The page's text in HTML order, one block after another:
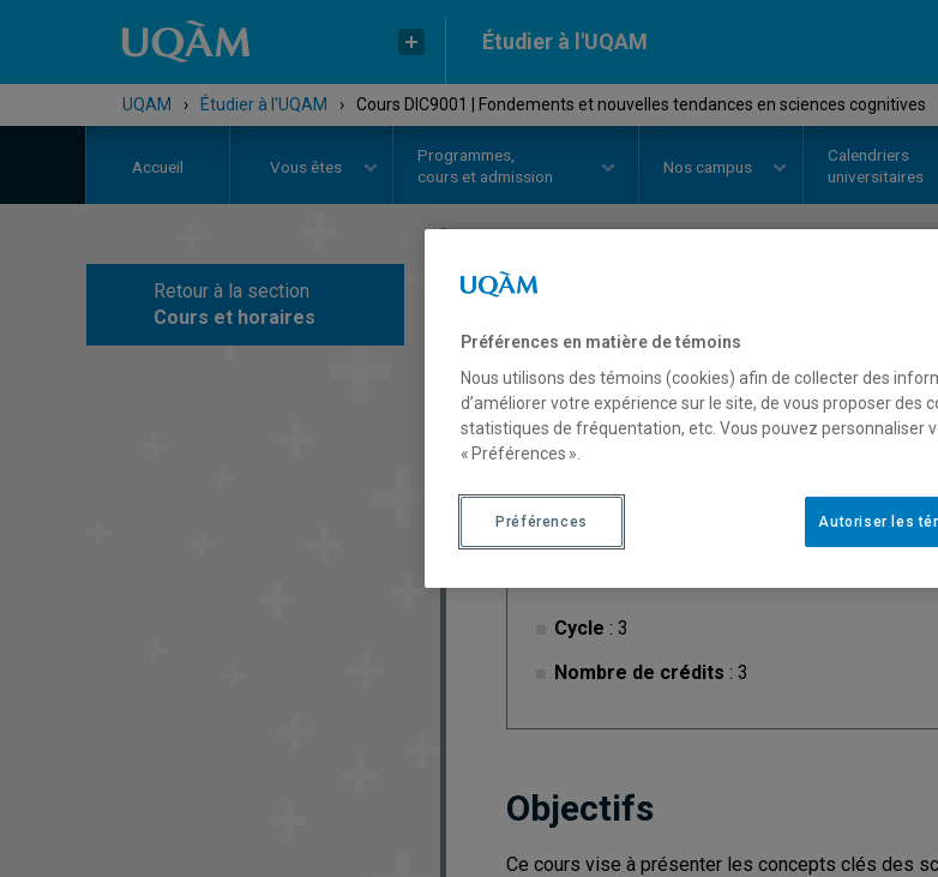
Étudier à l'UQAM
UQAM › Étudier à l'UQAM › Cours DIC9001 | Fondements et nouvelles tendances en sciences cognitives
Accueil Vous êtes
Programmes,
cours et admission
Nos campus
Calendriers
universitaires
Retour à la section
Cours et horaires
en sciences
Description
Cycle : 3
Nombre de crédits : 3
Objectifs
Ce cours vise à présenter les concepts clés des
Préférences en matière de témoins
Nous utilisons des témoins (cookies) afin de collecter des
d’améliorer votre expérience sur le site, de vous proposer des
statistiques de fréquentation, etc. Vous pouvez personnaliser
« Préférences ».
Autoriser les
Préférences